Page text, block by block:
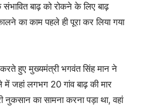
बाढ़ को रोकने के लिए बाढ़
का काम पहले ही पूरा कर लिया गया
हुए मुख्यमंत्री भगवंत सिंह मान ने
में जहां लगभग 20 गांव बाढ़ की मार
का सामना करना पड़ा था, वहां